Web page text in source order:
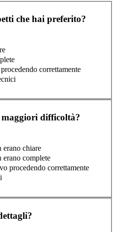
che hai preferito?
correttamente
difficoltà?
chiare
complete
procedendo correttamente